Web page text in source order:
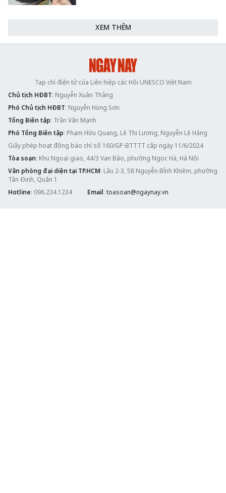
XEM THÊM
Tạp chí điện tử của Liên hiệp các Hội UNESCO Việt Nam
Chủ tịch HĐBT: Nguyễn Xuân Thắng
Phó Chủ tịch HĐBT: Nguyễn Hùng Sơn
Tổng Biên tập: Trần Văn Mạnh
Phó Tổng Biên tập: Phạm Hữu Quang, Lê Thị Lương, Nguyễn Lệ Hằng
Giấy phép hoạt động báo chí số 160/GP-BTTTT cấp ngày 11/6/2024
Tòa soạn: Khu Ngoại giao, 44/3 Vạn Bảo, phường Ngọc Hà, Hà Nội
Văn phòng đại diện tại TP.HCM: Lầu 2-3, 58 Nguyễn Bỉnh Khiêm, phường
Tân Định, Quận 1
Hotline: 096.234.1234 Email: toasoan@ngaynay.vn